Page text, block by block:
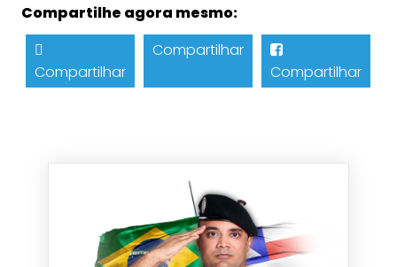
Compartilhe agora mesmo:
Compartilhar
Compartilhar
Compartilhar